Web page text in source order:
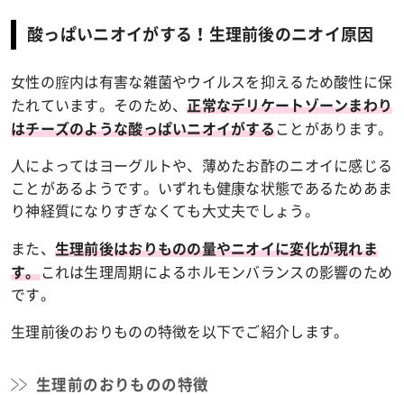
酸っぱいニオイがする！生理前後のニオイ原因
女性の腟内は有害な雑菌やウイルスを抑えるため酸性に保
たれています。そのため、正常なデリケートゾーンまわり
はチーズのような酸っぱいニオイがすることがあります。
人によってはヨーグルトや、薄めたお酢のニオイに感じる
ことがあるようです。いずれも健康な状態であるためあま
り神経質になりすぎなくても大丈夫でしょう。
また、 生理前後はおりものの量やニオイに変化が現れま
す。これは生理周期によるホルモンバランスの影響のため
です。
生理前後のおりものの特徴を以下でご紹介します。
生理前のおりものの特徴